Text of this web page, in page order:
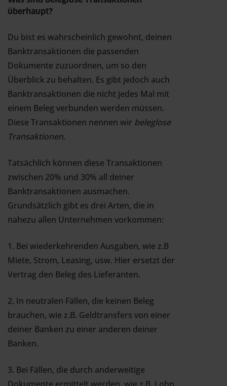
überhaupt?
Du bist es wahrscheinlich gewohnt, deinen
Banktransaktionen die passenden
Dokumente zuzuordnen, um so den
Überblick zu behalten. Es gibt jedoch auch
Banktransaktionen die nicht jedes Mal mit
einem Beleg verbunden werden müssen.
Diese Transaktionen nennen wir beleglose
Transaktionen.
Tatsächlich können diese Transaktionen
zwischen 20% und 30% all deiner
Banktransaktionen ausmachen.
Grundsätzlich gibt es drei Arten, die in
nahezu allen Unternehmen vorkommen:
1. Bei wiederkehrenden Ausgaben, wie z.B
Miete, Strom, Leasing, usw. Hier ersetzt der
Vertrag den Beleg des Lieferanten.
2. In neutralen Fällen, die keinen Beleg
brauchen, wie z.B. Geldtransfers von einer
deiner Banken zu einer anderen deiner
Banken.
3. Bei Fällen, die durch anderweitige